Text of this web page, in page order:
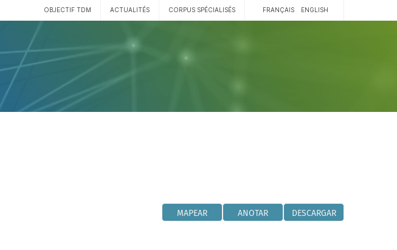
OBJECTIF TDM ACTUALITÉS CORPUS SPÉCIALISÉS FRANÇAIS ENGLISH
MAPEAR ANOTAR DESCARGAR